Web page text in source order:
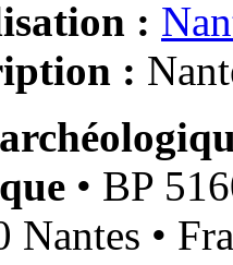
:
:
• BP
Nantes •